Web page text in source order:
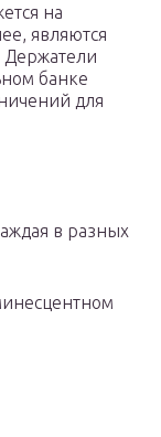
на
являются
банке
для
в разных